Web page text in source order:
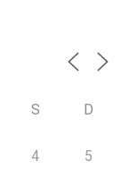
S D
4 5